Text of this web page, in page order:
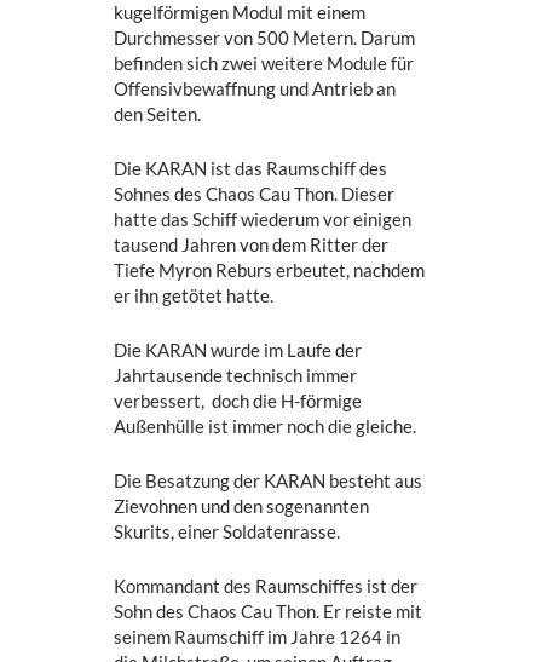
kugelförmigen Modul mit einem
Durchmesser von 500 Metern. Darum
befinden sich zwei weitere Module für
Offensivbewaffnung und Antrieb an
den Seiten.
Die KARAN ist das Raumschiff des
Sohnes des Chaos Cau Thon. Dieser
hatte das Schiff wiederum vor einigen
tausend Jahren von dem Ritter der
Tiefe Myron Reburs erbeutet, nachdem
er ihn getötet hatte.
Die KARAN wurde im Laufe der
Jahrtausende technisch immer
verbessert, doch die H-förmige
Außenhülle ist immer noch die gleiche.
Die Besatzung der KARAN besteht aus
Zievohnen und den sogenannten
Skurits, einer Soldatenrasse.
Kommandant des Raumschiffes ist der
Sohn des Chaos Cau Thon. Er reiste mit
seinem Raumschiff im Jahre 1264 in